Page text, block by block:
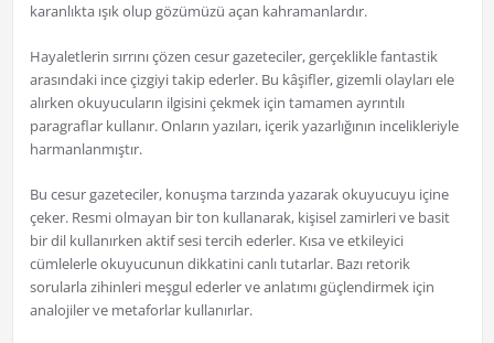
karanlıkta ışık olup gözümüzü açan kahramanlardır.
Hayaletlerin sırrını çözen cesur gazeteciler, gerçeklikle fantastik
arasındaki ince çizgiyi takip ederler. Bu kâşifler, gizemli olayları ele
alırken okuyucuların ilgisini çekmek için tamamen ayrıntılı
paragraflar kullanır. Onların yazıları, içerik yazarlığının incelikleriyle
harmanlanmıştır.
Bu cesur gazeteciler, konuşma tarzında yazarak okuyucuyu içine
çeker. Resmi olmayan bir ton kullanarak, kişisel zamirleri ve basit
bir dil kullanırken aktif sesi tercih ederler. Kısa ve etkileyici
cümlelerle okuyucunun dikkatini canlı tutarlar. Bazı retorik
sorularla zihinleri meşgul ederler ve anlatımı güçlendirmek için
analojiler ve metaforlar kullanırlar.